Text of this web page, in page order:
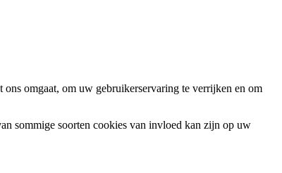
ons omgaat, om uw gebruikerservaring te verrijken en om
sommige soorten cookies van invloed kan zijn op uw